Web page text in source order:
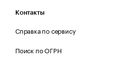
Контакты
Справка по сервису
Поиск по ОГРН